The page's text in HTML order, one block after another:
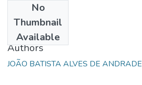
No
Thumbnail
Available
1993
Authors
JOÃO BATISTA ALVES DE ANDRADE